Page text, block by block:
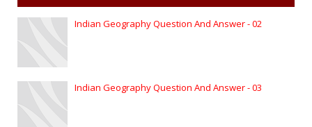
Indian Geography Question And Answer - 02
Indian Geography Question And Answer - 03